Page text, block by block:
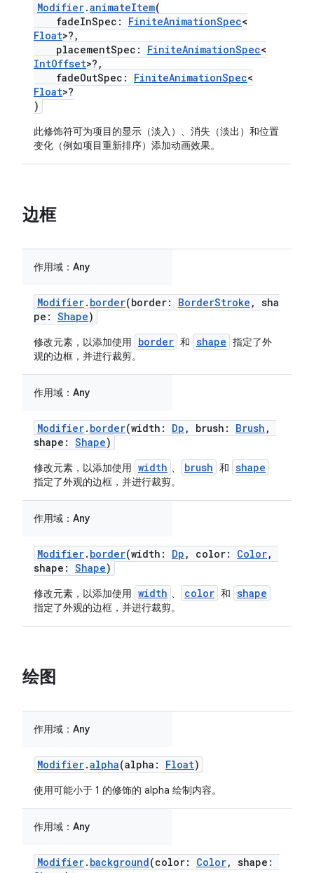
Modifier.animateItem(
fadeInSpec: FiniteAnimationSpec<
Float>?,
placementSpec: FiniteAnimationSpec<
IntOffset>?,
fadeOutSpec: FiniteAnimationSpec<
Float>?
)
此修饰符可为项目的显示（淡入）、消失（淡出）和位置
变化（例如项目重新排序）添加动画效果。
边框
作用域： Any
Modifier. border(border: BorderStroke , sha
pe: Shape)
修改元素，以添加使用 border 和 shape 指定了外
观的边框，并进行裁剪。
作用域： Any
Modifier. border(width: Dp , brush: Brush ,
shape: Shape)
修改元素，以添加使用 width 、 brush 和 shape
指定了外观的边框，并进行裁剪。
作用域： Any
Modifier. border(width: Dp , color: Color,
shape: Shape)
修改元素，以添加使用 width 、 color 和 shape
指定了外观的边框，并进行裁剪。
绘图
作用域： Any
Modifier.alpha(alpha: Float)
使用可能小于 1 的修饰的 alpha 绘制内容。
作用域： Any
Modifier. background(color: Color, shape: